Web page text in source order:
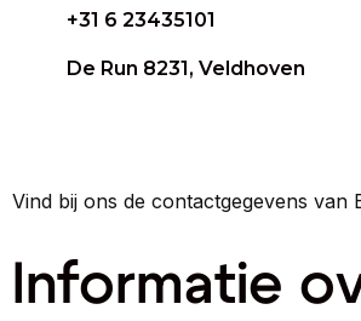
+31 6 23435101
De Run 8231, Veldhoven
Vind bij ons de contactgegevens van
Informatie